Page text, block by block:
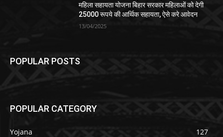
महिला सहायता योजना बिहार सरकार महिलाओं को देगी
25000 रूपये की आर्थिक सहायता, ऐसे करे आवेदन
13/04/2025
POPULAR POSTS
POPULAR CATEGORY
Yojana 127